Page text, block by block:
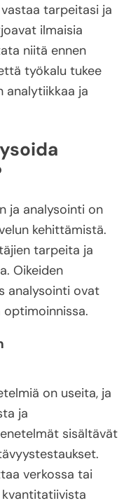
tarpeitasi ja
ilmaisia
niitä ennen
työkalu tukee
ja
ja analysointi on
kehittämistä.
tarpeita ja
Oikeiden
analysointi ovat
optimoinnissa.
on useita, ja
ja
sisältävät
verkossa tai